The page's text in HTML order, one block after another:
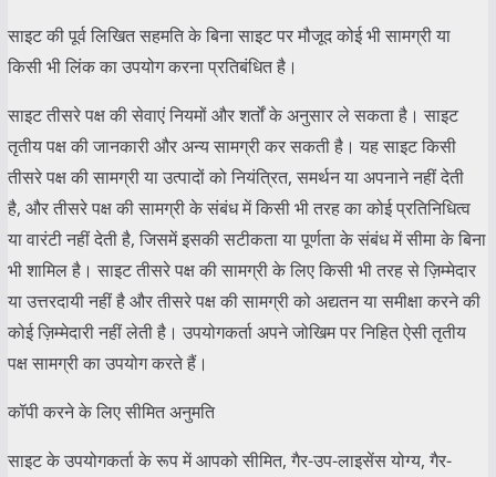
साइट की पूर्व लिखित सहमति के बिना साइट पर मौजूद कोई भी सामग्री या
किसी भी लिंक का उपयोग करना प्रतिबंधित है।
साइट तीसरे पक्ष की सेवाएं नियमों और शर्तों के अनुसार ले सकता है। साइट
तृतीय पक्ष की जानकारी और अन्य सामग्री कर सकती है। यह साइट किसी
तीसरे पक्ष की सामग्री या उत्पादों को नियंत्रित, समर्थन या अपनाने नहीं देती
है, और तीसरे पक्ष की सामग्री के संबंध में किसी भी तरह का कोई प्रतिनिधित्व
या वारंटी नहीं देती है, जिसमें इसकी सटीकता या पूर्णता के संबंध में सीमा के बिना
भी शामिल है। साइट तीसरे पक्ष की सामग्री के लिए किसी भी तरह से ज़िम्मेदार
या उत्तरदायी नहीं है और तीसरे पक्ष की सामग्री को अद्यतन या समीक्षा करने की
कोई ज़िम्मेदारी नहीं लेती है। उपयोगकर्ता अपने जोखिम पर निहित ऐसी तृतीय
पक्ष सामग्री का उपयोग करते हैं।
कॉपी करने के लिए सीमित अनुमति
साइट के उपयोगकर्ता के रूप में आपको सीमित, गैर-उप-लाइसेंस योग्य, गैर-